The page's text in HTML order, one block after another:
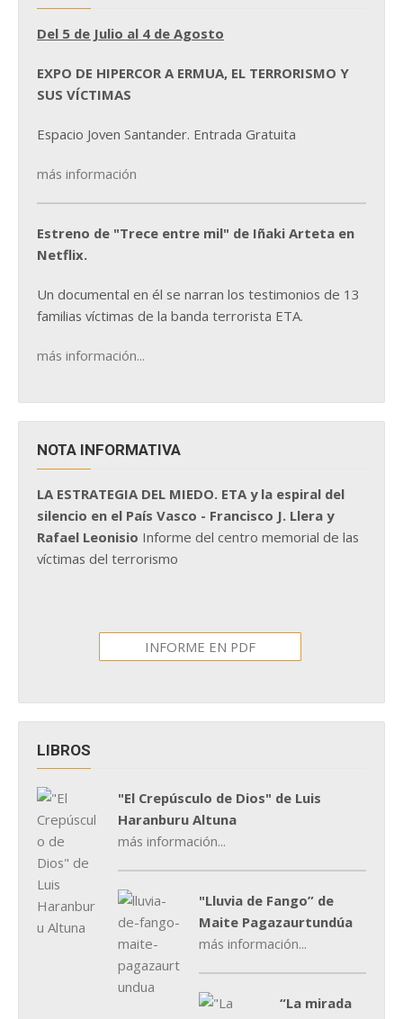
Del 5 de Julio al 4 de Agosto
EXPO DE HIPERCOR A ERMUA, EL TERRORISMO Y
SUS VÍCTIMAS
Espacio Joven Santander. Entrada Gratuita
más información
Estreno de "Trece entre mil" de Iñaki Arteta en
Netflix.
Un documental en él se narran los testimonios de 13
familias víctimas de la banda terrorista ETA.
más información...
NOTA INFORMATIVA
LA ESTRATEGIA DEL MIEDO. ETA y la espiral del
silencio en el País Vasco - Francisco J. Llera y
Rafael Leonisio Informe del centro memorial de las
víctimas del terrorismo
INFORME EN PDF
LIBROS
"El Crepúsculo de Dios" de Luis
Haranburu Altuna
más información...
"Lluvia de Fango” de
Maite Pagazaurtundúa
más información...
“La mirada